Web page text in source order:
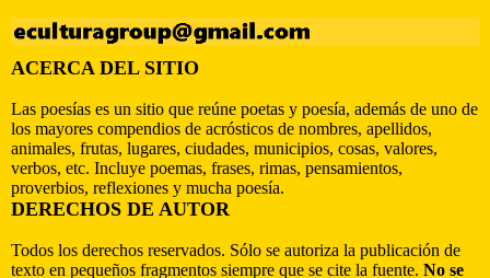
ACERCA DEL SITIO
Las poesías es un sitio que reúne poetas y poesía, además de uno de
los mayores compendios de acrósticos de nombres, apellidos,
animales, frutas, lugares, ciudades, municipios, cosas, valores,
verbos, etc. Incluye poemas, frases, rimas, pensamientos,
proverbios, reflexiones y mucha poesía.
DERECHOS DE AUTOR
Todos los derechos reservados. Sólo se autoriza la publicación de
texto en pequeños fragmentos siempre que se cite la fuente. No se